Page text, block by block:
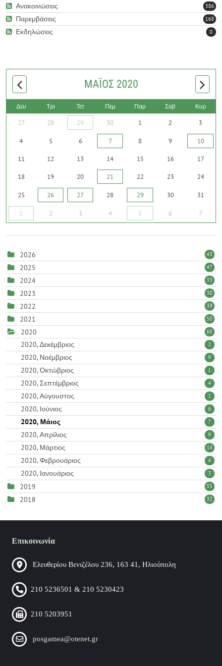
Documents to download
ΠΑΡΑΡΤΗΜΑ - ΠΡΟΤΕΙΝΟΜΕΝΑ ΜΕΤΡΑ ΑΠΟ ΦΟΡΕΙΣ
READ MORE
386
Ανακοινώσεις
168
Παρεμβάσεις
0
Εκδηλώσεις
ΜΆΙΟΣ 2020
Δευ Τρι Τετ Πεμ Παρ Σαβ Κυρ
27 28 29 30 1 2 3
4 5 6 7 8 9 10
11 12 13 14 15 16 17
18 19 20 21 22 23 24
25 26 27 28 29 30 31
1 2 3 4 5 6 7
2026 43
2025 47
2024 33
2023 30
2022 39
2021 50
2020 60
2020, Δεκέμβριος 2
2020, Νοέμβριος 9
2020, Οκτώβριος 1
2020, Σεπτέμβριος 4
2020, Αύγουστος 1
2020, Ιούνιος 6
2020, Μάιος 7
2020, Απρίλιος 9
2020, Μάρτιος 14
2020, Φεβρουάριος 4
2020, Ιανουάριος 3
2019 55
2018 32
Επικοινωνία
Ελευθερίου Βενιζέλου 236, 163 41, Ηλιούπολη
210 5236501 & 210 5230423
210 5203951
posgamea@otenet.gr